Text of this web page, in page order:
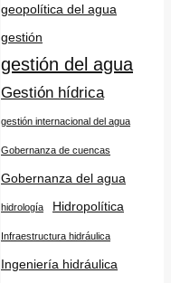
geopolítica del agua
gestión
gestión del agua
Gestión hídrica
gestión internacional del agua
Gobernanza de cuencas
Gobernanza del agua
hidrología Hidropolítica
Infraestructura hidráulica
Ingeniería hidráulica